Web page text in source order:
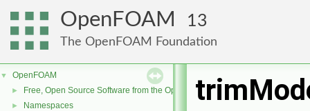
OpenFOAM 13
The OpenFOAM Foundation
▼ OpenFOAM
► Free, Open Source Software from the OpenFOAM Foundation
► Namespaces